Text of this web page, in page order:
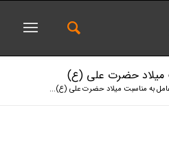
میلاد حضرت علی (ع)
عامل به مناسبت میلاد حضرت علی (ع)...